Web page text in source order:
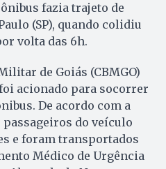
fazia trajeto de
(SP), quando colidiu
volta das 6h.
de Goiás (CBMGO)
acionado para socorrer
De acordo com a
do veículo
e foram transportados
Médico de Urgência